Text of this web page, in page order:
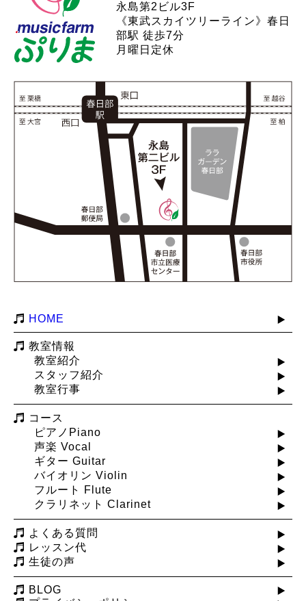
永島第2ビル3F
《東武スカイツリーライン》春日
部駅 徒歩7分
月曜日定休
HOME
教室情報
教室紹介
スタッフ紹介
教室行事
コース
ピアノPiano
声楽 Vocal
ギター Guitar
バイオリン Violin
フルート Flute
クラリネット Clarinet
よくある質問
レッスン代
生徒の声
BLOG